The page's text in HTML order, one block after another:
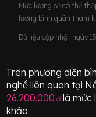
Mức lương sẽ có thể
lương bình quân tham
Dữ liệu cập nhật ngày
Trên phương diện
nghề liên quan tại
26.200.000 đlà mức
khảo.